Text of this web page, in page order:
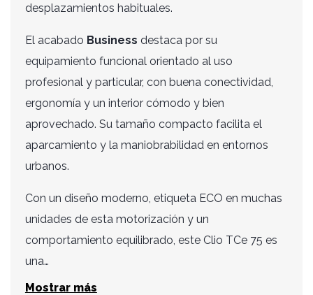
desplazamientos habituales.
El acabado Business destaca por su
equipamiento funcional orientado al uso
profesional y particular, con buena conectividad,
ergonomía y un interior cómodo y bien
aprovechado. Su tamaño compacto facilita el
aparcamiento y la maniobrabilidad en entornos
urbanos.
Con un diseño moderno, etiqueta ECO en muchas
unidades de esta motorización y un
comportamiento equilibrado, este Clio TCe 75 es
una…
Mostrar más